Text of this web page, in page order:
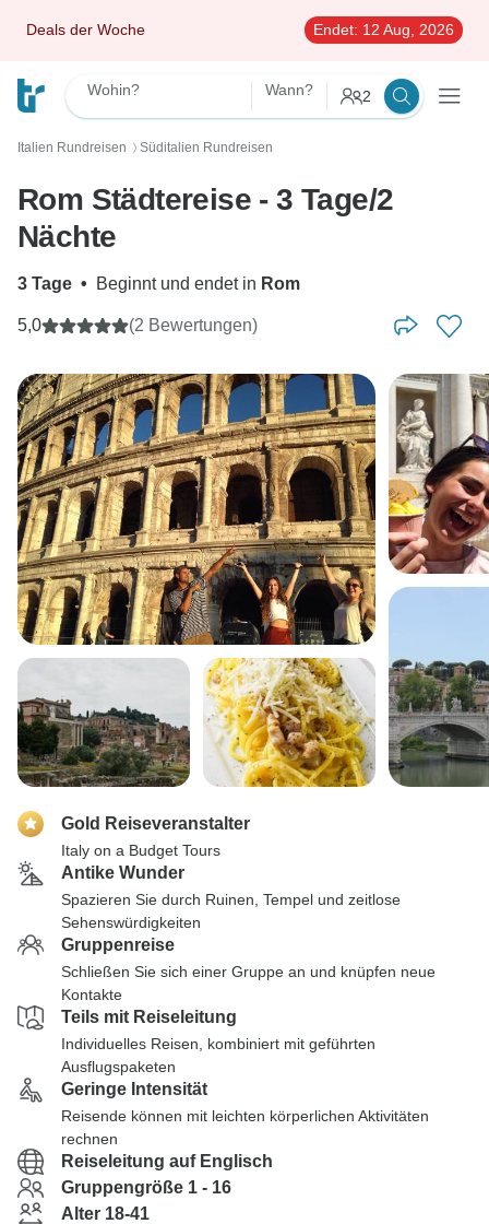
Deals der Woche Endet: 12 Aug, 2026
Wohin? Wann? 2
Italien Rundreisen 〉 Süditalien Rundreisen
Rom Städtereise - 3 Tage/2
Nächte
3 Tage • Beginnt und endet in Rom
5,0 (2 Bewertungen)
Gold Reiseveranstalter
Italy on a Budget Tours
Antike Wunder
Spazieren Sie durch Ruinen, Tempel und zeitlose
Sehenswürdigkeiten
Gruppenreise
Schließen Sie sich einer Gruppe an und knüpfen neue
Kontakte
Teils mit Reiseleitung
Individuelles Reisen, kombiniert mit geführten
Ausflugspaketen
Geringe Intensität
Reisende können mit leichten körperlichen Aktivitäten
rechnen
Reiseleitung auf Englisch
Gruppengröße 1 - 16
Alter 18-41